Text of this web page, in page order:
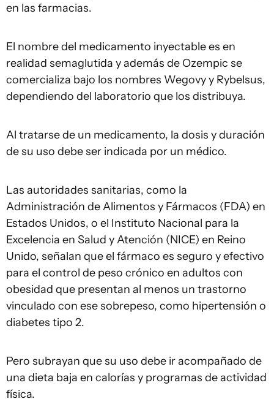
en las farmacias.
El nombre del medicamento inyectable es en
realidad semaglutida y además de Ozempic se
comercializa bajo los nombres Wegovy y Rybelsus,
dependiendo del laboratorio que los distribuya.
Al tratarse de un medicamento, la dosis y duración
de su uso debe ser indicada por un médico.
Las autoridades sanitarias, como la
Administración de Alimentos y Fármacos (FDA) en
Estados Unidos, o el Instituto Nacional para la
Excelencia en Salud y Atención (NICE) en Reino
Unido, señalan que el fármaco es seguro y efectivo
para el control de peso crónico en adultos con
obesidad que presentan al menos un trastorno
vinculado con ese sobrepeso, como hipertensión o
diabetes tipo 2.
Pero subrayan que su uso debe ir acompañado de
una dieta baja en calorías y programas de actividad
física.